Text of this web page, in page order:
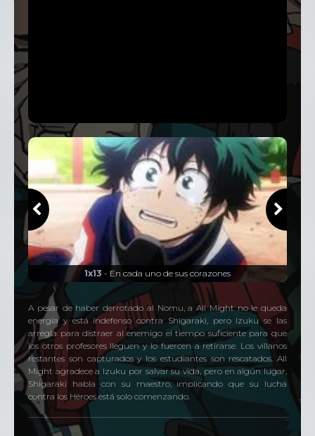
1x13 - En cada uno de sus corazones
A pesar de haber derrotado al Nomu, a All Might no le queda
energía y está indefenso contra Shigaraki, pero Izuku se las
arregla para distraer al enemigo el tiempo suficiente para que
los otros profesores lleguen y lo fuercen a retirarse. Los villanos
restantes son capturados y los estudiantes son rescatados. All
Might agradece a Izuku por salvar su vida, pero en algún lugar,
Shigaraki habla con su maestro, implicando que su lucha
contra los Héroes está solo comenzando.